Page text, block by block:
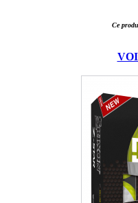
Ce